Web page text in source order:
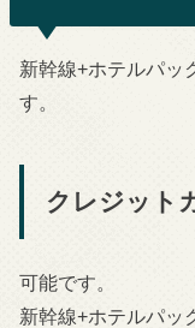
新幹線+ホテルパッ
す。
クレジット
可能です。
新幹線+ホテルパッ